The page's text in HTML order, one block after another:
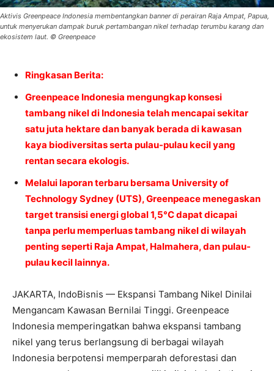
Aktivis Greenpeace Indonesia membentangkan banner di perairan Raja Ampat, Papua,
untuk menyerukan dampak buruk pertambangan nikel terhadap terumbu karang dan
ekosistem laut. © Greenpeace
Ringkasan Berita:
Greenpeace Indonesia mengungkap konsesi
tambang nikel di Indonesia telah mencapai sekitar
satu juta hektare dan banyak berada di kawasan
kaya biodiversitas serta pulau-pulau kecil yang
rentan secara ekologis.
Melalui laporan terbaru bersama University of
Technology Sydney (UTS), Greenpeace menegaskan
target transisi energi global 1,5°C dapat dicapai
tanpa perlu memperluas tambang nikel di wilayah
penting seperti Raja Ampat, Halmahera, dan pulau-
pulau kecil lainnya.
JAKARTA, IndoBisnis — Ekspansi Tambang Nikel Dinilai
Mengancam Kawasan Bernilai Tinggi. Greenpeace
Indonesia memperingatkan bahwa ekspansi tambang
nikel yang terus berlangsung di berbagai wilayah
Indonesia berpotensi memperparah deforestasi dan